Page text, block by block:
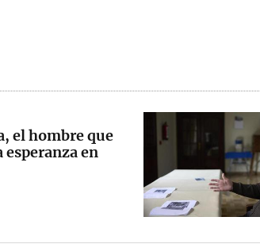
el hombre que
esperanza en